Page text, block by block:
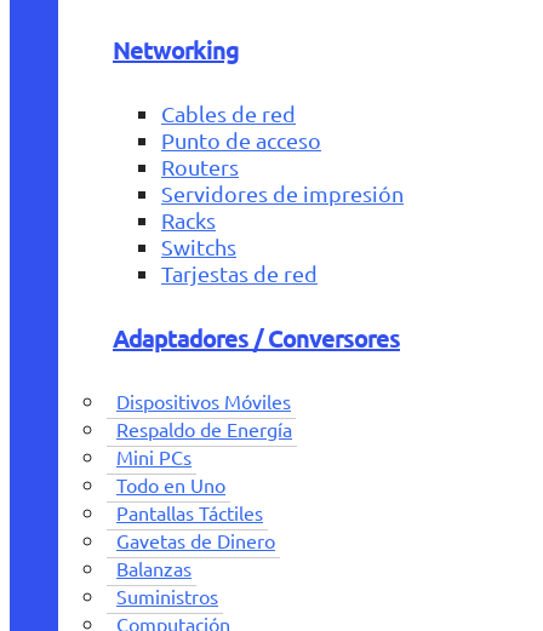
Networking
Cables de red
Punto de acceso
Routers
Servidores de impresión
Racks
Switchs
Tarjestas de red
Adaptadores / Conversores
Dispositivos Móviles
Respaldo de Energía
Mini PCs
Todo en Uno
Pantallas Táctiles
Gavetas de Dinero
Balanzas
Suministros
Computación